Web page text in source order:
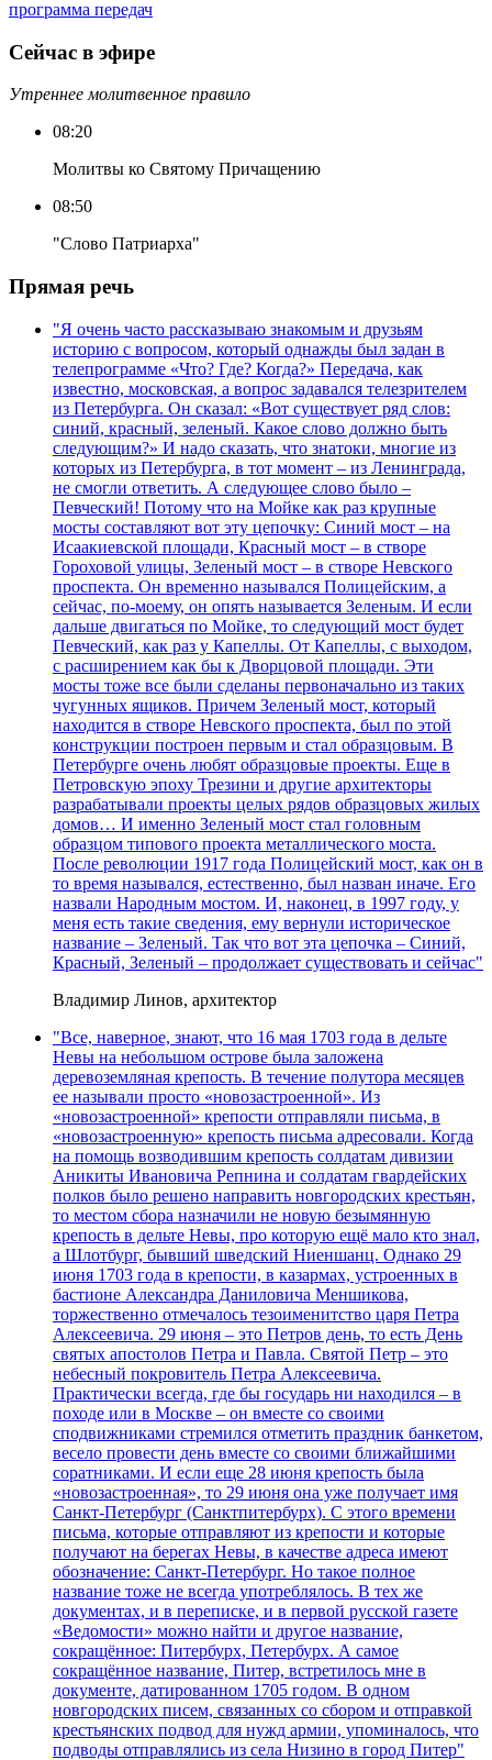
программа передач
Сейчас в эфире
Утреннее молитвенное правило
08:20
Молитвы ко Святому Причащению
08:50
"Слово Патриарха"
Прямая речь
"Я очень часто рассказываю знакомым и друзьям
историю с вопросом, который однажды был задан в
телепрограмме «Что? Где? Когда?» Передача, как
известно, московская, а вопрос задавался телезрителем
из Петербурга. Он сказал: «Вот существует ряд слов:
синий, красный, зеленый. Какое слово должно быть
следующим?» И надо сказать, что знатоки, многие из
которых из Петербурга, в тот момент – из Ленинграда,
не смогли ответить. А следующее слово было –
Певческий! Потому что на Мойке как раз крупные
мосты составляют вот эту цепочку: Синий мост – на
Исаакиевской площади, Красный мост – в створе
Гороховой улицы, Зеленый мост – в створе Невского
проспекта. Он временно назывался Полицейским, а
сейчас, по-моему, он опять называется Зеленым. И если
дальше двигаться по Мойке, то следующий мост будет
Певческий, как раз у Капеллы. От Капеллы, с выходом,
с расширением как бы к Дворцовой площади. Эти
мосты тоже все были сделаны первоначально из таких
чугунных ящиков. Причем Зеленый мост, который
находится в створе Невского проспекта, был по этой
конструкции построен первым и стал образцовым. В
Петербурге очень любят образцовые проекты. Еще в
Петровскую эпоху Трезини и другие архитекторы
разрабатывали проекты целых рядов образцовых жилых
домов… И именно Зеленый мост стал головным
образцом типового проекта металлического моста.
После революции 1917 года Полицейский мост, как он в
то время назывался, естественно, был назван иначе. Его
назвали Народным мостом. И, наконец, в 1997 году, у
меня есть такие сведения, ему вернули историческое
название – Зеленый. Так что вот эта цепочка – Синий,
Красный, Зеленый – продолжает существовать и сейчас"
Владимир Линов, архитектор
"Все, наверное, знают, что 16 мая 1703 года в дельте
Невы на небольшом острове была заложена
деревоземляная крепость. В течение полутора месяцев
ее называли просто «новозастроенной». Из
«новозастроенной» крепости отправляли письма, в
«новозастроенную» крепость письма адресовали. Когда
на помощь возводившим крепость солдатам дивизии
Аникиты Ивановича Репнина и солдатам гвардейских
полков было решено направить новгородских крестьян,
то местом сбора назначили не новую безымянную
крепость в дельте Невы, про которую ещё мало кто знал,
а Шлотбург, бывший шведский Ниеншанц. Однако 29
июня 1703 года в крепости, в казармах, устроенных в
бастионе Александра Даниловича Меншикова,
торжественно отмечалось тезоименитство царя Петра
Алексеевича. 29 июня – это Петров день, то есть День
святых апостолов Петра и Павла. Святой Петр – это
небесный покровитель Петра Алексеевича.
Практически всегда, где бы государь ни находился – в
походе или в Москве – он вместе со своими
сподвижниками стремился отметить праздник банкетом,
весело провести день вместе со своими ближайшими
соратниками. И если еще 28 июня крепость была
«новозастроенная», то 29 июня она уже получает имя
Санкт-Петербург (Санктпитербурх). С этого времени
письма, которые отправляют из крепости и которые
получают на берегах Невы, в качестве адреса имеют
обозначение: Санкт-Петербург. Но такое полное
название тоже не всегда употреблялось. В тех же
документах, и в переписке, и в первой русской газете
«Ведомости» можно найти и другое название,
сокращённое: Питербурх, Петербурх. А самое
сокращённое название, Питер, встретилось мне в
документе, датированном 1705 годом. В одном
новгородских писем, связанных со сбором и отправкой
крестьянских подвод для нужд армии, упоминалось, что
подводы отправлялись из села Низино в город Питер"